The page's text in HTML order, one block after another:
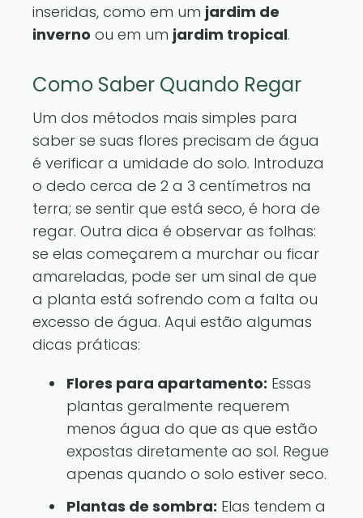
inseridas, como em um jardim de
inverno ou em um jardim tropical.
Como Saber Quando Regar
Um dos métodos mais simples para
saber se suas flores precisam de água
é verificar a umidade do solo. Introduza
o dedo cerca de 2 a 3 centímetros na
terra; se sentir que está seco, é hora de
regar. Outra dica é observar as folhas:
se elas começarem a murchar ou ficar
amareladas, pode ser um sinal de que
a planta está sofrendo com a falta ou
excesso de água. Aqui estão algumas
dicas práticas:
Flores para apartamento: Essas
plantas geralmente requerem
menos água do que as que estão
expostas diretamente ao sol. Regue
apenas quando o solo estiver seco.
Plantas de sombra: Elas tendem a